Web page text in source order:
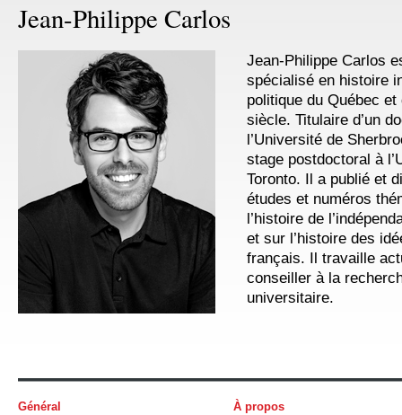
Jean-Philippe Carlos
Jean-Philippe Carlos
spécialisé en histoire
politique du Québec
siècle. Titulaire d’un
l’Université de
stage postdoctoral à
Toronto. Il a publié et
études et numéros
l’histoire de
et sur l’histoire des
français. Il travaille
conseiller à la
universitaire.
Général À propos